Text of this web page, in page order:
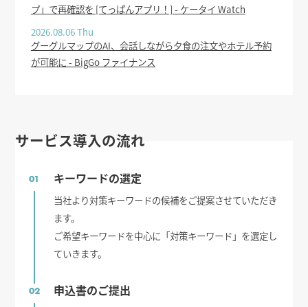
プ」で再確認を [てっぱんアプリ！] - ケータイ Watch
2026.08.06 Thu
グーグルマップのAI、会話しながら夕食の注文やホテル予約
が可能に - BigGo ファイナンス
サービス導入の流れ
01 キーワードの選定
当社より対策キーワードの候補をご提案させていただき
ます。
ご希望キーワードを中心に「対策キーワード」を選定し
ていきます。
02 申込書のご提出